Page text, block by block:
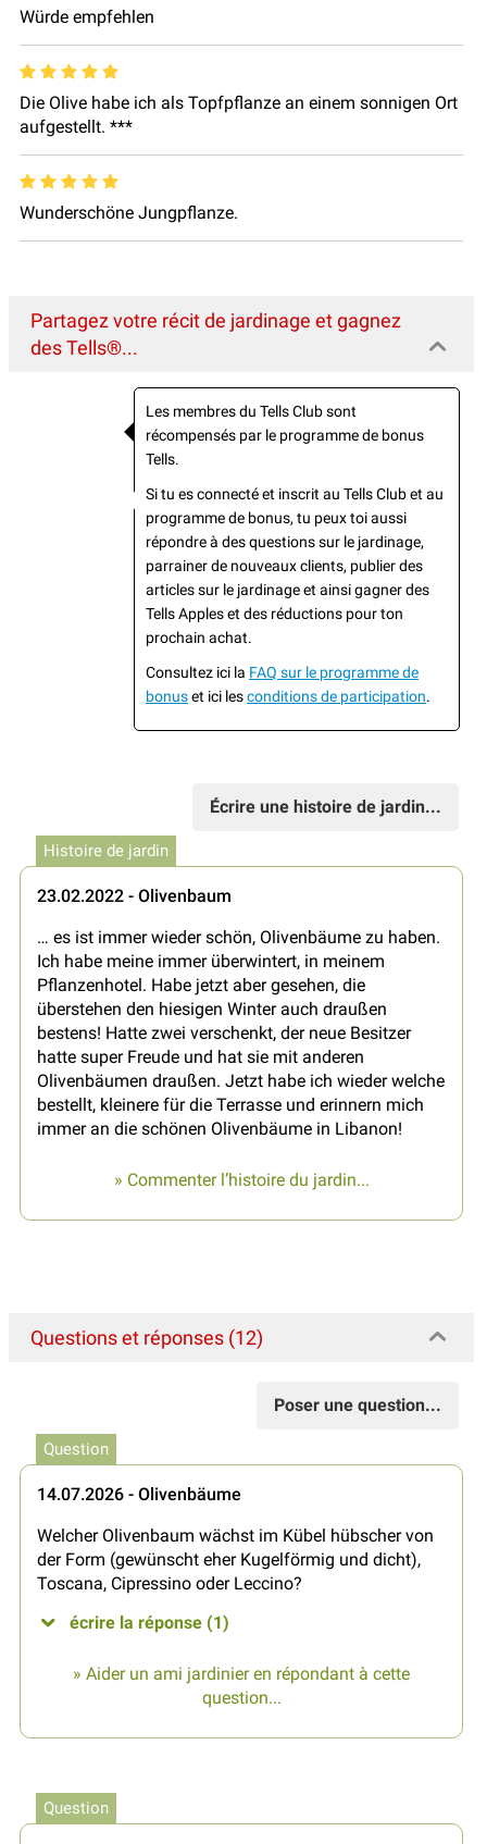
Würde empfehlen
Die Olive habe ich als Topfpflanze an einem sonnigen Ort
aufgestellt. ***
Wunderschöne Jungpflanze.
Partagez votre récit de jardinage et gagnez
des Tells®...
Les membres du Tells Club sont
récompensés par le programme de bonus
Tells.
Si tu es connecté et inscrit au Tells Club et au
programme de bonus, tu peux toi aussi
répondre à des questions sur le jardinage,
parrainer de nouveaux clients, publier des
articles sur le jardinage et ainsi gagner des
Tells Apples et des réductions pour ton
prochain achat.
Consultez ici la FAQ sur le programme de
bonuset ici lesconditions de participation.
Écrire une histoire de jardin...
Histoire de jardin
23.02.2022 - Olivenbaum
… es ist immer wieder schön, Olivenbäume zu haben.
Ich habe meine immer überwintert, in meinem
Pflanzenhotel. Habe jetzt aber gesehen, die
überstehen den hiesigen Winter auch draußen
bestens! Hatte zwei verschenkt, der neue Besitzer
hatte super Freude und hat sie mit anderen
Olivenbäumen draußen. Jetzt habe ich wieder welche
bestellt, kleinere für die Terrasse und erinnern mich
immer an die schönen Olivenbäume in Libanon!
» Commenter l’histoire du jardin...
Questions et réponses (12)
Poser une question...
Question
14.07.2026 - Olivenbäume
Welcher Olivenbaum wächst im Kübel hübscher von
der Form (gewünscht eher Kugelförmig und dicht),
Toscana, Cipressino oder Leccino?
écrire la réponse (1)
» Aider un ami jardinier en répondant à cette
question...
Question